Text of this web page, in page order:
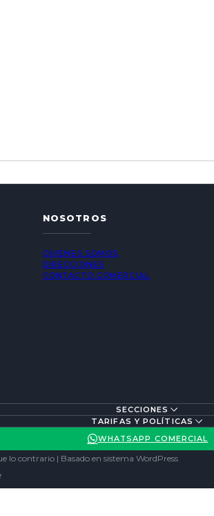
NOSOTROS
QUIÉNES SOMOS
DIRECCIONES
CONTACTO COMERCIAL
SECCIONES
TARIFAS Y POLÍTICAS
WHATSAPP COMERCIAL
lo contrario | Basado en sistema WordPress